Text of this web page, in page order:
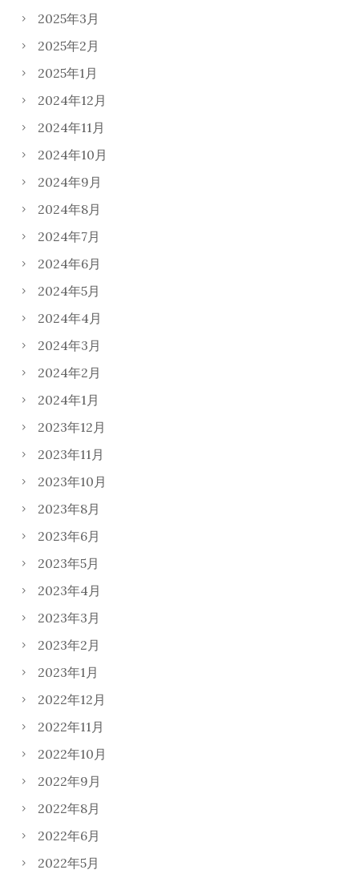
2025年3月
2025年2月
2025年1月
2024年12月
2024年11月
2024年10月
2024年9月
2024年8月
2024年7月
2024年6月
2024年5月
2024年4月
2024年3月
2024年2月
2024年1月
2023年12月
2023年11月
2023年10月
2023年8月
2023年6月
2023年5月
2023年4月
2023年3月
2023年2月
2023年1月
2022年12月
2022年11月
2022年10月
2022年9月
2022年8月
2022年6月
2022年5月